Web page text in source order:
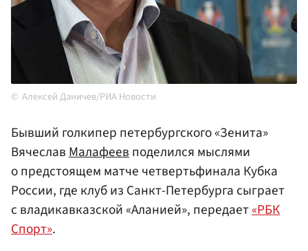
Алексей Даничев/РИА Новости
Бывший голкипер петербургского «Зенита»
ВячеславМалафеевподелился мыслями
о предстоящем матче четвертьфинала Кубка
России, где клуб из Санкт-Петербурга сыграет
с владикавказской «Аланией», передает«РБК
Спорт».